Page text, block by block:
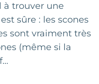
à trouver une
sûre : les scones
sont vraiment très
(même si la